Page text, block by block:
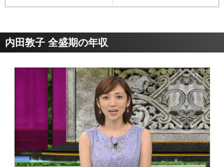
内田敦子 全盛期の年収